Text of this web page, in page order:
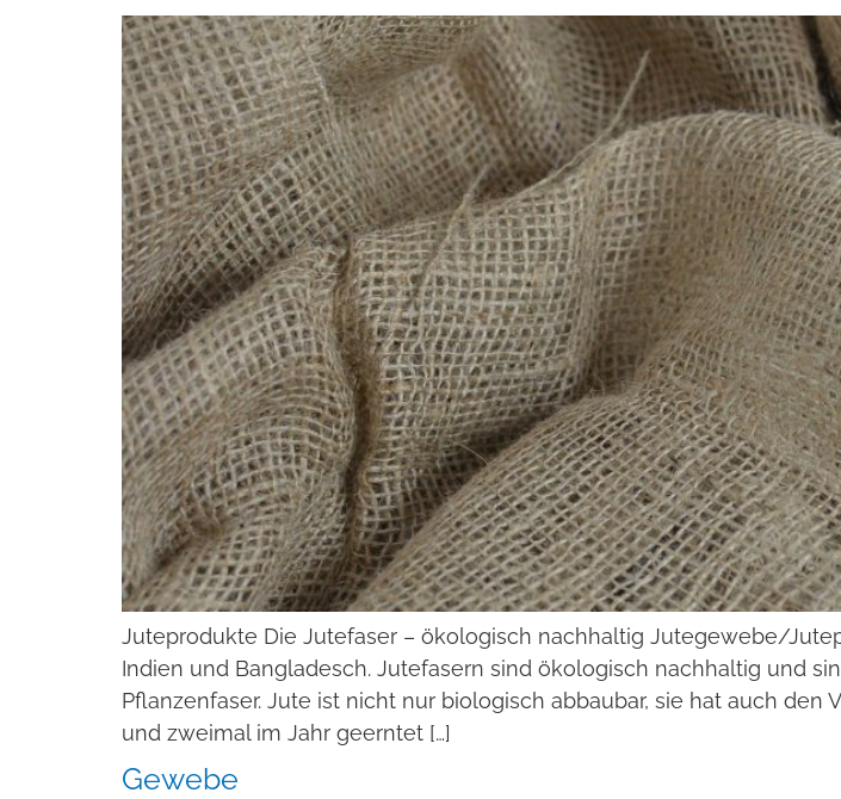
Juteprodukte Die Jutefaser – ökologisch nachhaltig Jutegewebe/
Indien und Bangladesch. Jutefasern sind ökologisch nachhaltig und
Pflanzenfaser. Jute ist nicht nur biologisch abbaubar, sie hat auch
und zweimal im Jahr geerntet […]
Gewebe